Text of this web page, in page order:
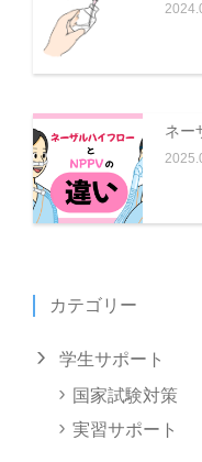
ネー
カテゴリー
学生サポート
国家試験対策
実習サポート